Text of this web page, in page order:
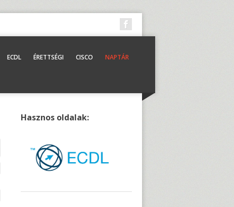
ECDL ÉRETTSÉGI CISCO NAPTÁR
Hasznos oldalak: